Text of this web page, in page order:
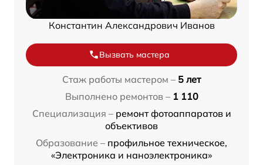
Константин Александрович Иванов
Вызвать мастера
Стаж работы мастером – 5 лет
Выполнено ремонтов – 1 110
Специализация – ремонт фотоаппаратов и
объективов
Образование – профильное техническое,
«Электроника и наноэлектроника»